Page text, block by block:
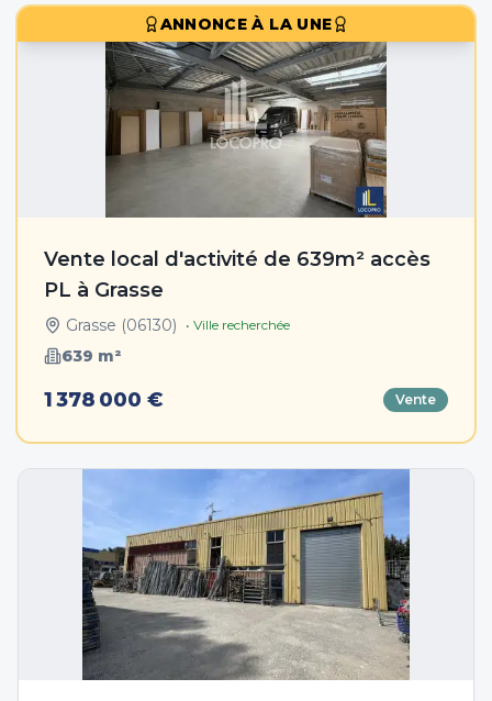
ANNONCE À LA UNE
Vente local d'activité de 639m² accès
PL à Grasse
Grasse (06130) • Ville recherchée
639 m²
1 378 000 € Vente